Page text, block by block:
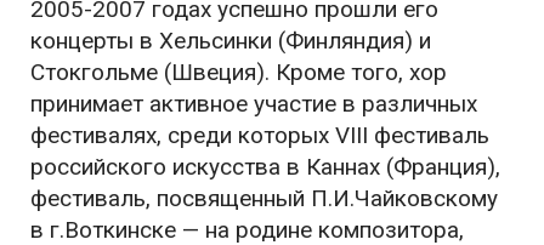
2005-2007 годах успешно прошли его
концерты в Хельсинки (Финляндия) и
Стокгольме (Швеция). Кроме того, хор
принимает активное участие в различных
фестивалях, среди которых VIII фестиваль
российского искусства в Каннах (Франция),
фестиваль, посвященный П.И.Чайковскому
в г.Воткинске — на родине композитора,